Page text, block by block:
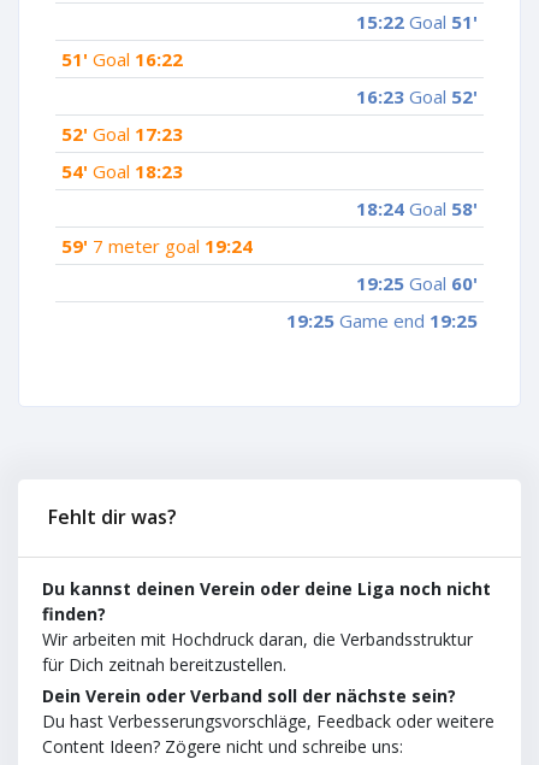
15:22 Goal 51'
51' Goal 16:22
16:23 Goal 52'
52' Goal 17:23
54' Goal 18:23
18:24 Goal 58'
59' 7 meter goal 19:24
19:25 Goal 60'
19:25 Game end 19:25
Fehlt dir was?
Du kannst deinen Verein oder deine Liga noch nicht
finden?
Wir arbeiten mit Hochdruck daran, die Verbandsstruktur
für Dich zeitnah bereitzustellen.
Dein Verein oder Verband soll der nächste sein?
Du hast Verbesserungsvorschläge, Feedback oder weitere
Content Ideen? Zögere nicht und schreibe uns: